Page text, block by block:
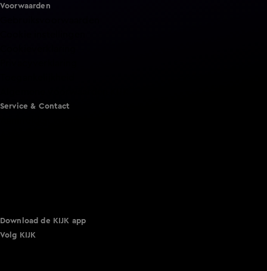
Voorwaarden
Service & Contact
Download de KIJK app
Volg KIJK